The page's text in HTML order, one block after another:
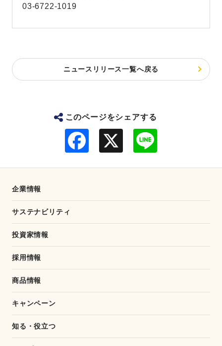
03-6722-1019
ニュースリリース一覧へ戻る
このページをシェアする
企業情報
サステナビリティ
投資家情報
採用情報
商品情報
キャンペーン
知る・役立つ